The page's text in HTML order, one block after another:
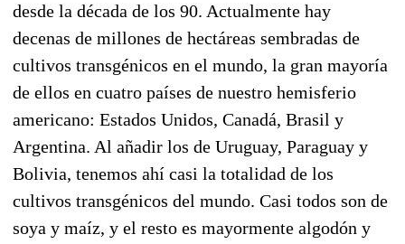
desde la década de los 90. Actualmente hay
decenas de millones de hectáreas sembradas de
cultivos transgénicos en el mundo, la gran mayoría
de ellos en cuatro países de nuestro hemisferio
americano: Estados Unidos, Canadá, Brasil y
Argentina. Al añadir los de Uruguay, Paraguay y
Bolivia, tenemos ahí casi la totalidad de los
cultivos transgénicos del mundo. Casi todos son de
soya y maíz, y el resto es mayormente algodón y